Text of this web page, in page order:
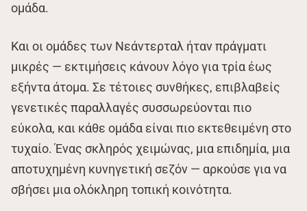
ομάδα.
Και οι ομάδες των Νεάντερταλ ήταν πράγματι
μικρές — εκτιμήσεις κάνουν λόγο για τρία έως
εξήντα άτομα. Σε τέτοιες συνθήκες, επιβλαβείς
γενετικές παραλλαγές συσσωρεύονται πιο
εύκολα, και κάθε ομάδα είναι πιο εκτεθειμένη στο
τυχαίο. Ένας σκληρός χειμώνας, μια επιδημία, μια
αποτυχημένη κυνηγετική σεζόν — αρκούσε για να
σβήσει μια ολόκληρη τοπική κοινότητα.